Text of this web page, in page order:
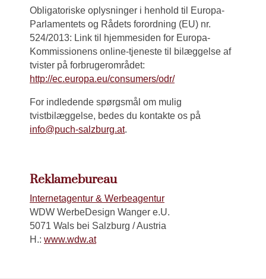
Obligatoriske oplysninger i henhold til Europa-
Parlamentets og Rådets forordning (EU) nr.
524/2013: Link til hjemmesiden for Europa-
Kommissionens online-tjeneste til bilæggelse af
tvister på forbrugerområdet:
http://ec.europa.eu/consumers/odr/
For indledende spørgsmål om mulig
tvistbilæggelse, bedes du kontakte os på
info@puch-salzburg.at.
Reklamebureau
Internetagentur & Werbeagentur
WDW WerbeDesign Wanger e.U.
5071 Wals bei Salzburg / Austria
H.: www.wdw.at